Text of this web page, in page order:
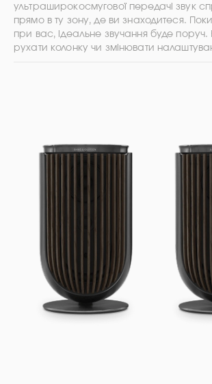
ультраширокосмугової передачі звук
прямо в ту зону, де ви знаходитеся.
при вас, ідеальне звучання буде поруч.
рухати колонку чи змінювати